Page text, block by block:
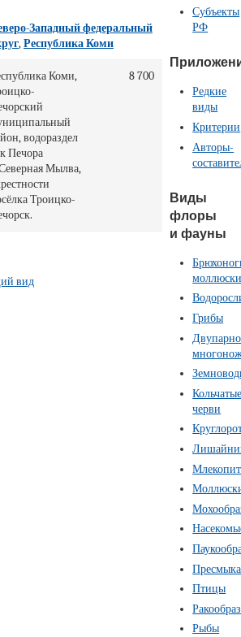
Западный федеральный
,Республика Коми
Коми,
водораздел
Печора
Мылва,
Троицко-
8 700
вид
Субъекты
РФ
Редкие
виды
Критерии
Авторы-
Виды
флоры
и фауны
Грибы
черви
Птицы
Рыбы